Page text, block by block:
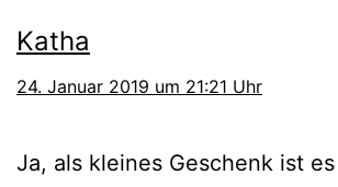
Katha
24. Januar 2019 um 21:21 Uhr
Ja, als kleines Geschenk ist